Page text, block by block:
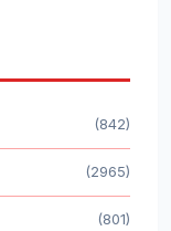
(842)
(2965)
(801)